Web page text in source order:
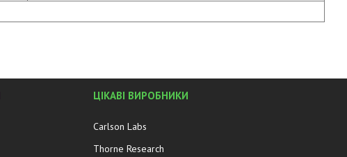
ЦІКАВІ ВИРОБНИКИ
Carlson Labs
Thorne Research